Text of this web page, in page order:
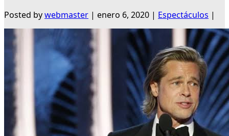
Posted bywebmaster | enero 6, 2020 | Espectáculos |